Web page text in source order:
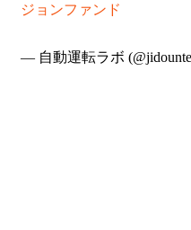
ジョンファンド
— 自動運転ラボ